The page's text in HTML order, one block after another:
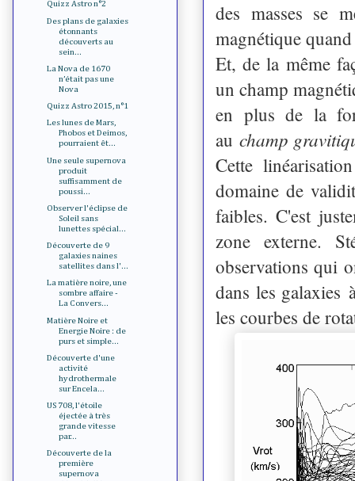
des masses se
magnétique
Et, de la même
un champ
en plus de la
au champ
Cette
domaine de
faibles. C'est
zone externe.
observations qui
dans les galaxies
les courbes de
Quizz Astro n°2
Des plans de galaxies
étonnants
découverts au
sein...
La Nova de 1670
n’était pas une
Nova
Quizz Astro 2015, n°1
Les lunes de Mars,
Phobos et Deimos,
pourraient êt...
Une seule supernova
produit
suffisamment de
poussi...
Observer l'éclipse de
Soleil sans
lunettes spécial...
Découverte de 9
galaxies naines
satellites dans l'...
La matière noire, une
sombre affaire -
La Convers...
Matière Noire et
Energie Noire : de
purs et simple...
Découverte d'une
activité
hydrothermale
sur Encela...
US 708, l'étoile
éjectée à très
grande vitesse
par...
Découverte de la
première
supernova